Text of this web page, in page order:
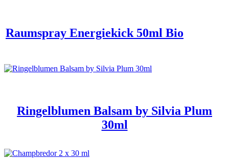
Raumspray Energiekick 50ml Bio
Ringelblumen Balsam by Silvia Plum
30ml